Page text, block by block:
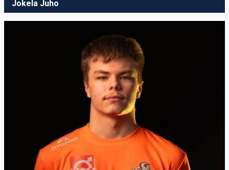
Jokela Juho